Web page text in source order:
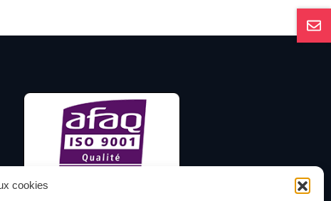
cookies